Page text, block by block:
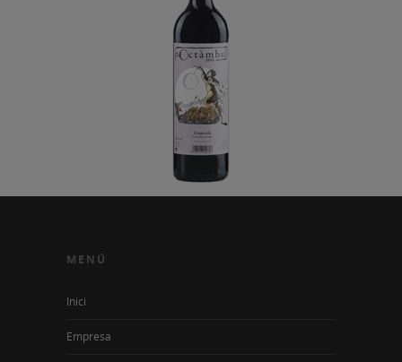
MENÚ
Inici
Empresa